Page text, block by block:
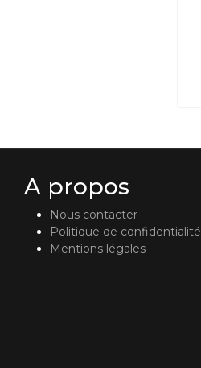
A propos
Nous contacter
Politique de confidentialité
Mentions légales